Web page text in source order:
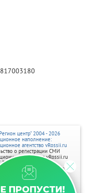
ПРОПУСТИ!
центр" 2004 - 2026
наполнение:
агентство vRossii.ru
о регистрации СМИ
агентства vRossii.ru
04 марта
редактора Нарыков А. Н.
портале размещаются на